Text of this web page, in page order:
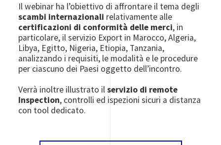
Il webinar ha l’obiettivo di affrontare il tema degli
scambi internazionali relativamente alle
certificazioni di conformità delle merci, in
particolare, il servizio Export in Marocco, Algeria,
Libya, Egitto, Nigeria, Etiopia, Tanzania,
analizzando i requisiti, le modalità e le procedure
per ciascuno dei Paesi oggetto dell’incontro.
Verrà inoltre illustrato ilservizio di remote
Inspection, controlli ed ispezioni sicuri a distanza
con tool dedicato.